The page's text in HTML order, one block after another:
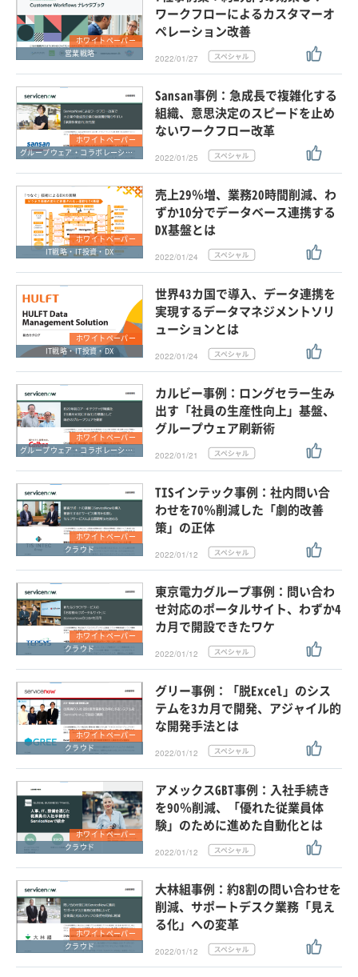
ホワイトペーパー
営業戦略
ワークフローによるカスタマーオ
ペレーション改善
2022/01/27
ホワイトペーパー
グループウェア・コラボレーション
Sansan事例：急成長で複雑化する
組織、意思決定のスピードを止め
ないワークフロー改革
2022/01/25
ホワイトペーパー
IT戦略・IT投資・DX
売上29％増、業務20時間削減、わ
ずか10分でデータベース連携する
DX基盤とは
2022/01/24
ホワイトペーパー
IT戦略・IT投資・DX
世界43カ国で導入、データ連携を
実現するデータマネジメントソリ
ューションとは
2022/01/24
ホワイトペーパー
グループウェア・コラボレーション
カルビー事例：ロングセラー生み
出す「社員の生産性向上」基盤、
グループウェア刷新術
2022/01/21
ホワイトペーパー
クラウド
TISインテック事例：社内問い合
わせを70％削減した「劇的改善
策」の正体
2022/01/12
ホワイトペーパー
クラウド
東京電力グループ事例：問い合わ
せ対応のポータルサイト、わずか4
カ月で開設できたワケ
2022/01/12
ホワイトペーパー
クラウド
グリー事例：「脱Excel」のシス
テムを3カ月で開発、アジャイル的
な開発手法とは
2022/01/12
ホワイトペーパー
クラウド
アメックスGBT事例：入社手続き
を90％削減、「優れた従業員体
験」のために進めた自動化とは
2022/01/12
ホワイトペーパー
クラウド
大林組事例：約8割の問い合わせを
削減、サポートデスク業務「見え
る化」への変革
2022/01/12